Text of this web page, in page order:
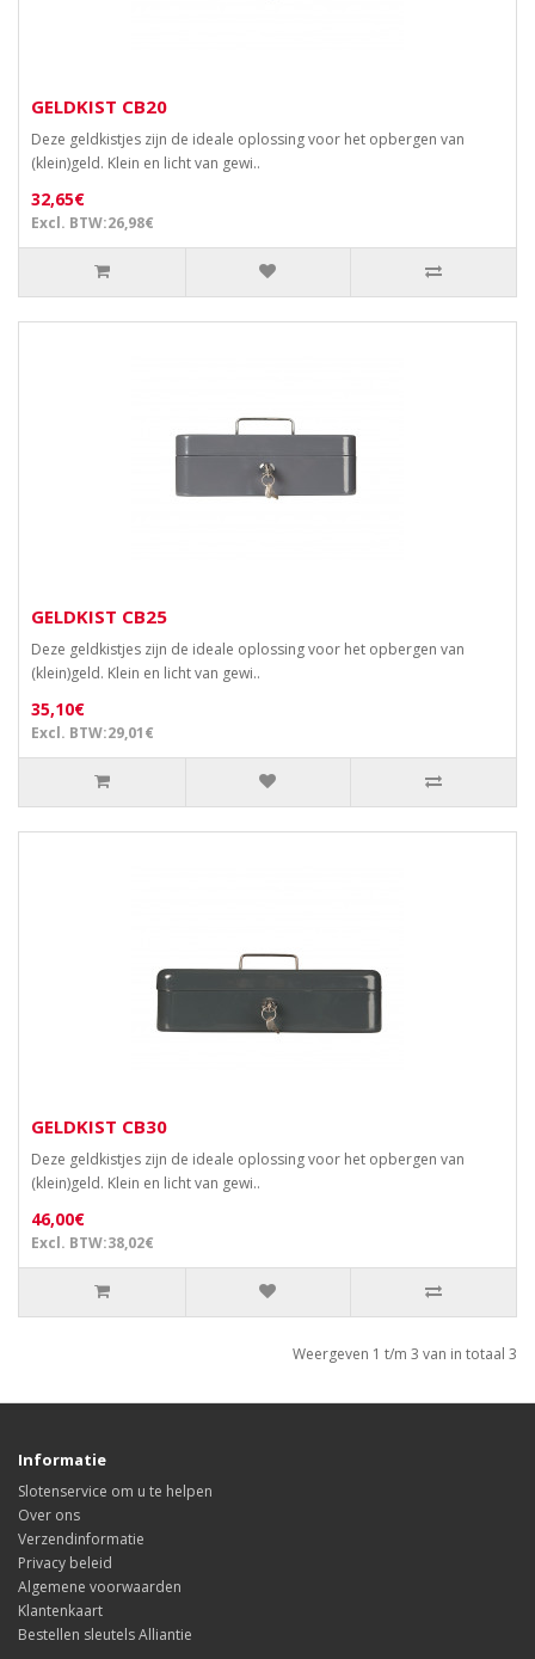
GELDKIST CB20
Deze geldkistjes zijn de ideale oplossing voor het opbergen van
(klein)geld. Klein en licht van gewi..
32,65€
Excl. BTW:26,98€
GELDKIST CB25
Deze geldkistjes zijn de ideale oplossing voor het opbergen van
(klein)geld. Klein en licht van gewi..
35,10€
Excl. BTW:29,01€
GELDKIST CB30
Deze geldkistjes zijn de ideale oplossing voor het opbergen van
(klein)geld. Klein en licht van gewi..
46,00€
Excl. BTW:38,02€
Weergeven 1 t/m 3 van in totaal 3
Informatie
Slotenservice om u te helpen
Over ons
Verzendinformatie
Privacy beleid
Algemene voorwaarden
Klantenkaart
Bestellen sleutels Alliantie